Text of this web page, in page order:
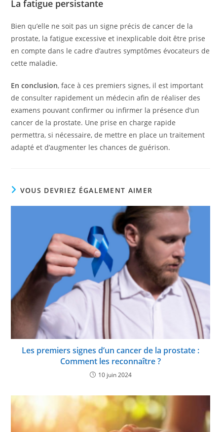
La fatigue persistante
Bien qu’elle ne soit pas un signe précis de cancer de la
prostate, la fatigue excessive et inexplicable doit être prise
en compte dans le cadre d’autres symptômes évocateurs de
cette maladie.
En conclusion, face à ces premiers signes, il est important
de consulter rapidement un médecin afin de réaliser des
examens pouvant confirmer ou infirmer la présence d’un
cancer de la prostate. Une prise en charge rapide
permettra, si nécessaire, de mettre en place un traitement
adapté et d’augmenter les chances de guérison.
VOUS DEVRIEZ ÉGALEMENT AIMER
Les premiers signes d’un cancer de la prostate :
Comment les reconnaître ?
10 juin 2024